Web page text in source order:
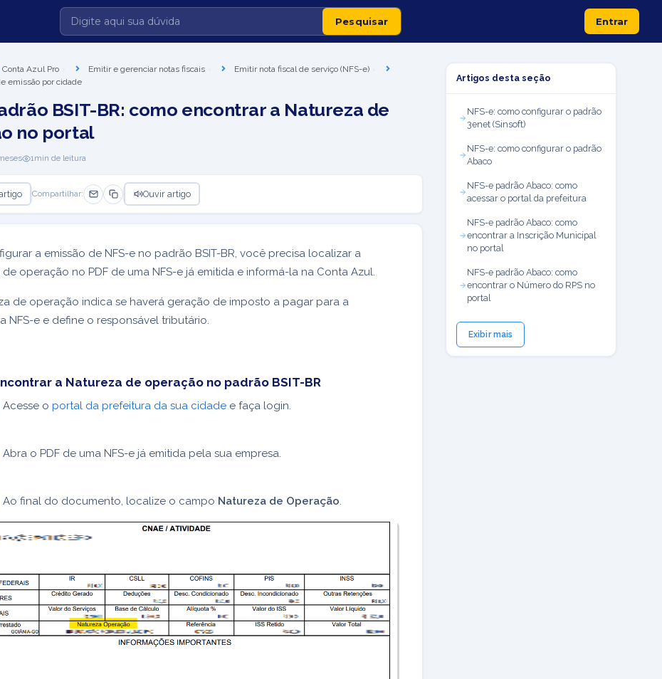
Entrar
Conta Azul Pro Emitir e gerenciar notas fiscais
Emitir nota fiscal de serviço (NFS-e)
emissão por cidade
BSIT-BR: como encontrar a Natureza de
no portal
1min de leitura
Compartilhar: Ouvir artigo
a emissão de NFS-e no padrão BSIT-BR, você precisa localizar a
de operação no PDF de uma NFS-e já emitida e informá-la na Conta Azul.
de operação indica se haverá geração de imposto a pagar para a
NFS-e e define o responsável tributário.
a Natureza de operação no padrão BSIT-BR
Acesse o portal da prefeitura da sua cidade e faça login.
Abra o PDF de uma NFS-e já emitida pela sua empresa.
Ao final do documento, localize o campo Natureza de Operação.
Artigos desta seção
NFS-e: como configurar o padrão
3enet (Sinsoft)
NFS-e: como configurar o padrão
Abaco
NFS-e padrão Abaco: como
acessar o portal da prefeitura
NFS-e padrão Abaco: como
encontrar a Inscrição Municipal
no portal
NFS-e padrão Abaco: como
encontrar o Número do RPS no
portal
Exibir mais